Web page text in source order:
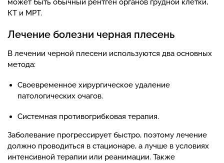
КТ и МРТ.
Лечение болезни черная плесень
В лечении черной плесени используются два основных
метода:
Своевременное хирургическое удаление
патологических очагов.
Системная противогрибковая терапия.
Заболевание прогрессирует быстро, поэтому лечение
должно проводиться в стационаре, а лучше в условиях
интенсивной терапии или реанимации. Также